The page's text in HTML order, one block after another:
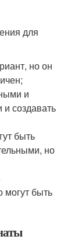
для
но он
и
создавать
быть
но
быть